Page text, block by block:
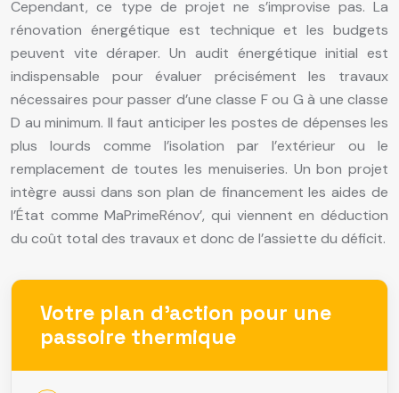
Cependant, ce type de projet ne s’improvise pas. La
rénovation énergétique est technique et les budgets
peuvent vite déraper. Un audit énergétique initial est
indispensable pour évaluer précisément les travaux
nécessaires pour passer d’une classe F ou G à une classe
D au minimum. Il faut anticiper les postes de dépenses les
plus lourds comme l’isolation par l’extérieur ou le
remplacement de toutes les menuiseries. Un bon projet
intègre aussi dans son plan de financement les aides de
l’État comme MaPrimeRénov’, qui viennent en déduction
du coût total des travaux et donc de l’assiette du déficit.
Votre plan d’action pour une
passoire thermique